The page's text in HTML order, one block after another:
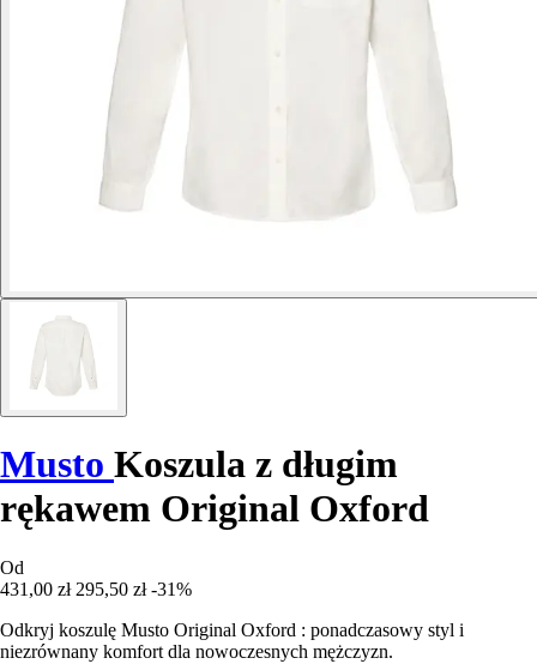
Musto Koszula z długim
rękawem Original Oxford
Od
431,00 zł 295,50 zł -31%
Odkryj koszulę Musto Original Oxford : ponadczasowy styl i
niezrównany komfort dla nowoczesnych mężczyzn.